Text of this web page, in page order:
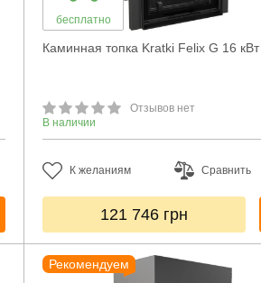
бесплатно
Каминная топка Kratki Felix G 16 кВт
Отзывов нет
В наличии
К желаниям Сравнить
121 746 грн
Рекомендуем